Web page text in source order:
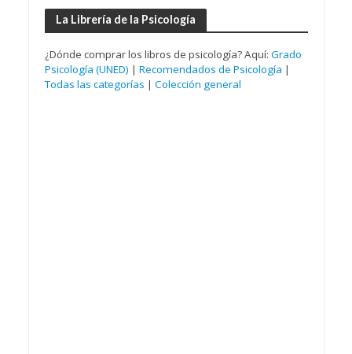
La Librería de la Psicología
¿Dónde comprar los libros de psicología? Aquí: Grado
Psicología (UNED) | Recomendados de Psicología |
Todas las categorías | Colección general